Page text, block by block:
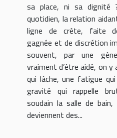
sa place, ni sa dignité
quotidien, la relation
ligne de crête, faite
gagnée et de discrétion
souvent, par une
vraiment d’être aidé, on
qui lâche, une fatigue
gravité qui rappelle
soudain la salle de bain,
deviennent des...